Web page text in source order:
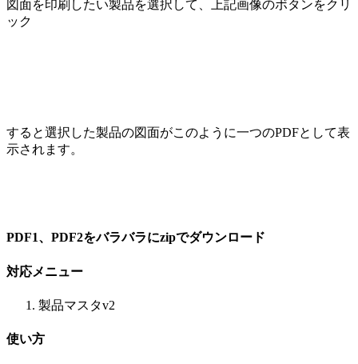
図面を印刷したい製品を選択して、上記画像のボタンをクリ
ック
すると選択した製品の図面がこのように一つのPDFとして表
示されます。
PDF1、PDF2をバラバラにzipでダウンロード
対応メニュー
製品マスタv2
使い方